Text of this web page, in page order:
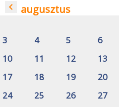
navigate_before augusztus
3
4 5 6
10
11 12 13
17
18 19 20
24
25 26 27